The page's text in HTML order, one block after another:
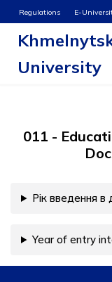
Skip
content
Regulations E-
University
011 -
Рік введення в
Year of entry